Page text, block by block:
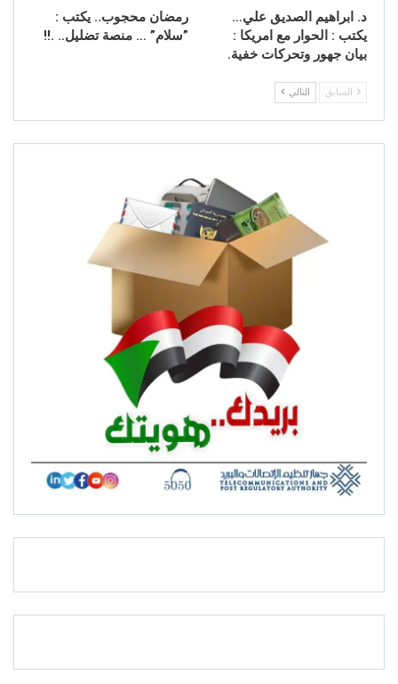
د. ابراهيم الصديق علي…
يكتب : الحوار مع امريكا :
بيان جهور وتحركات خفية.
رمضان محجوب.. يكتب : ​
”سلام” … منصة تضليل.. .!!
السابق التالي